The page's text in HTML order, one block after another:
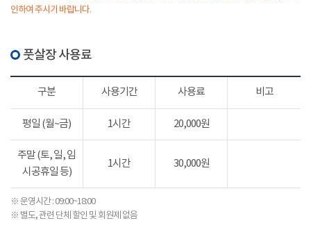
인하여 주시기 바랍니다.
풋살장 사용료
구분 사용기간 사용료 비고
평일 (월~금) 1시간 20,000원
주말 (토, 일, 임
시공휴일 등)
1시간 30,000원
※ 운영시간 : 09:00~18:00
※ 별도, 관련 단체 할인 및 회원제 없음